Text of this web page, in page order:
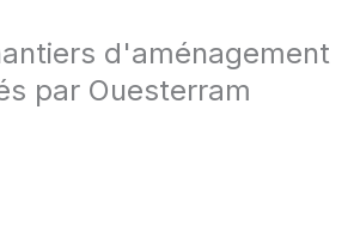
d'aménagement
par Ouesterram